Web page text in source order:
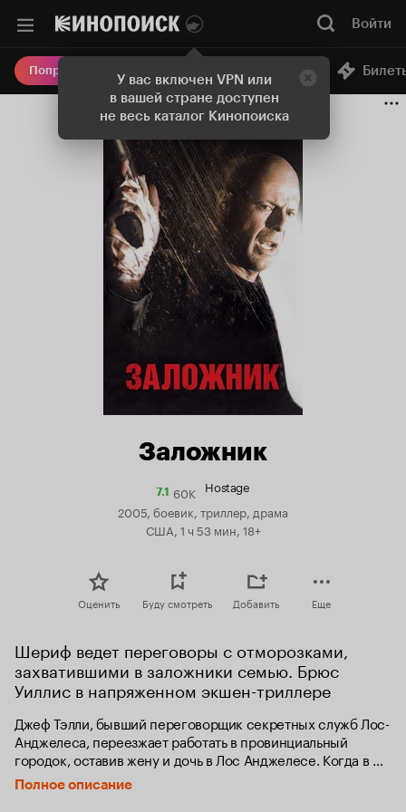
У вас включен VPN или
в вашей стране доступен
не весь каталог Кинопоиска
Войти
Попробовать Плюс Онлайн-кинотеатр
Заложник
7.1Рейтинг
60K Hostage
2005, боевик, триллер, драма
США, 1 ч 53 мин, 18+
Оценить Буду смотреть Добавить Еще
Шериф ведет переговоры с отморозками,
захватившими в заложники семью. Брюс
Уиллис в напряженном экшен-триллере
Джеф Тэлли, бывший переговорщик секретных служб Лос-
Анджелеса, переезжает работать в провинциальный
городок, оставив жену и дочь в Лос Анджелесе. Когда в
его округе происходит ограбление, три преступника
берут в заложники ничего не подозревающую семью.
Полное описание